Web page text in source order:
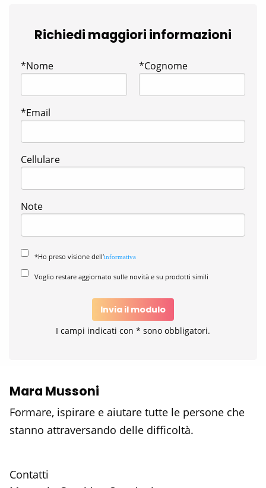
Richiedi maggiori informazioni
*Nome *Cognome
*Email
Cellulare
Note
*Ho preso visione dell’informativa
Voglio restare aggiornato sulle novità e su prodotti simili
Invia il modulo
I campi indicati con * sono obbligatori.
Mara Mussoni
Formare, ispirare e aiutare tutte le persone che
stanno attraversando delle difficoltà.
Contatti